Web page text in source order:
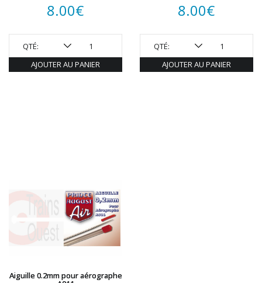
8.00€
QTÉ:
AJOUTER AU PANIER
8.00€
QTÉ:
AJOUTER AU PANIER
Aiguille 0.2mm pour aérographe